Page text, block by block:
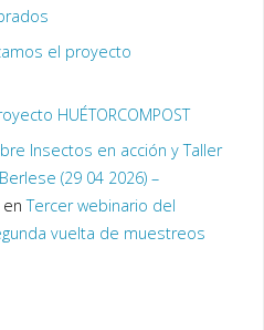
el proyecto
HUÉTORCOMPOST
Insectos en acción y Taller
(29 04 2026) –
Tercer webinario del
vuelta de muestreos